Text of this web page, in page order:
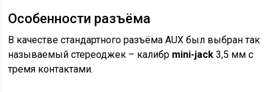
Особенности разъёма
В качестве стандартного разъёма AUX был выбран так
называемый стереоджек – калибр mini-jack 3,5 мм с
тремя контактами.